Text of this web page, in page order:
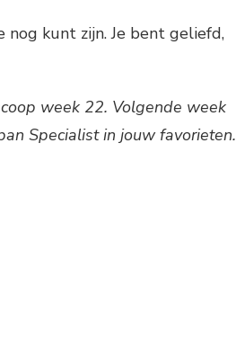
kunt zijn. Je bent geliefd,
week 22. Volgende week
Specialist in jouw favorieten.